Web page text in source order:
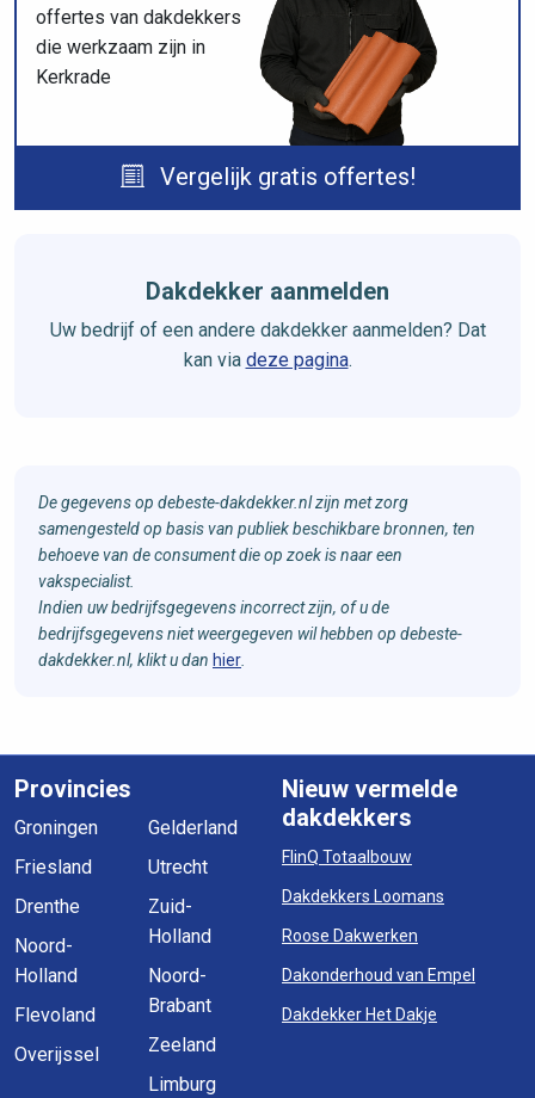
offertes van dakdekkers
die werkzaam zijn in
Kerkrade
Vergelijk gratis offertes!
Dakdekker aanmelden
Uw bedrijf of een andere dakdekker aanmelden? Dat
kan via deze pagina.
De gegevens op debeste-dakdekker.nl zijn met zorg
samengesteld op basis van publiek beschikbare bronnen, ten
behoeve van de consument die op zoek is naar een
vakspecialist.
Indien uw bedrijfsgegevens incorrect zijn, of u de
bedrijfsgegevens niet weergegeven wil hebben op debeste-
dakdekker.nl, klikt u dan hier
Provincies
Groningen
Friesland
Drenthe
Noord-
Holland
Flevoland
Overijssel
Gelderland
Utrecht
Zuid-
Holland
Noord-
Brabant
Zeeland
Limburg
Nieuw vermelde
dakdekkers
FlinQ Totaalbouw
Dakdekkers Loomans
Roose Dakwerken
Dakonderhoud van Empel
Dakdekker Het Dakje